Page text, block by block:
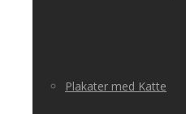
Plakater med Katte